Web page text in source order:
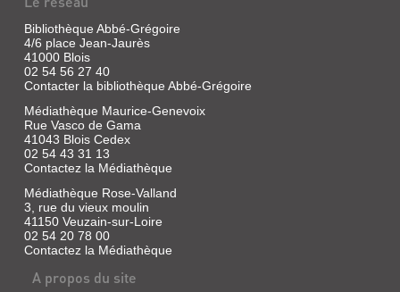
14
ANS
:
BY
SORCIÈRES
Revue
Lefranc,
Jean-
Martial
Fleurus
Presse,
2011
Bibliothèque Abbé-Grégoire
4/6 place Jean-Jaurès
41000 Blois
02 54 56 27 40
Contacter la bibliothèque Abbé-Grégoire
Médiathèque Maurice-Genevoix
Rue Vasco de Gama
41043 Blois Cedex
02 54 43 31 13
Contactez la Médiathèque
Médiathèque Rose-Valland
3, rue du vieux moulin
41150 Veuzain-sur-Loire
02 54 20 78 00
Contactez la Médiathèque
A propos du site